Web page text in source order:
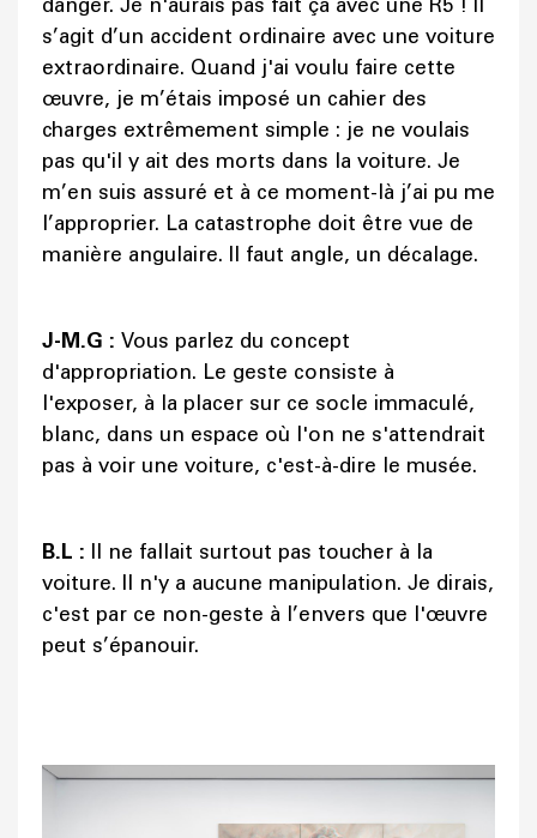
s’agit d’un accident ordinaire avec une voiture
extraordinaire. Quand j'ai voulu faire cette
œuvre, je m’étais imposé un cahier des
charges extrêmement simple : je ne voulais
pas qu'il y ait des morts dans la voiture. Je
m’en suis assuré et à ce moment-là j’ai pu me
l’approprier. La catastrophe doit être vue de
manière angulaire. Il faut angle, un décalage.
J-M.G : Vous parlez du concept
d'appropriation. Le geste consiste à
l'exposer, à la placer sur ce socle immaculé,
blanc, dans un espace où l'on ne s'attendrait
pas à voir une voiture, c'est-à-dire le musée.
B.L : Il ne fallait surtout pas toucher à la
voiture. Il n'y a aucune manipulation. Je dirais,
c'est par ce non-geste à l’envers que l'œuvre
peut s’épanouir.